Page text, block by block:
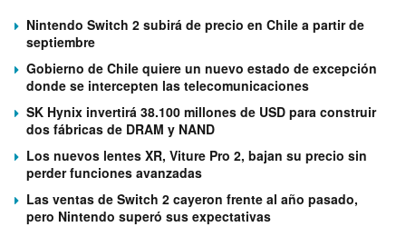
Nintendo Switch 2 subirá de precio en Chile a partir de
septiembre
Gobierno de Chile quiere un nuevo estado de excepción
donde se intercepten las telecomunicaciones
SK Hynix invertirá 38.100 millones de USD para construir
dos fábricas de DRAM y NAND
Los nuevos lentes XR, Viture Pro 2, bajan su precio sin
perder funciones avanzadas
Las ventas de Switch 2 cayeron frente al año pasado,
pero Nintendo superó sus expectativas